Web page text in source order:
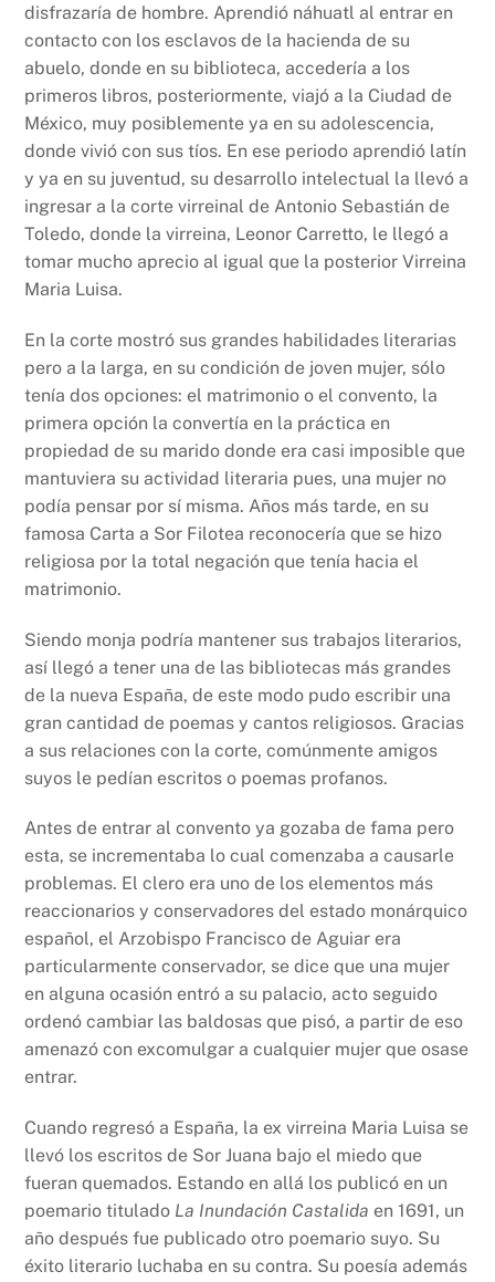
disfrazaría de hombre. Aprendió náhuatl al entrar en
contacto con los esclavos de la hacienda de su
abuelo, donde en su biblioteca, accedería a los
primeros libros, posteriormente, viajó a la Ciudad de
México, muy posiblemente ya en su adolescencia,
donde vivió con sus tíos. En ese periodo aprendió latín
y ya en su juventud, su desarrollo intelectual la llevó a
ingresar a la corte virreinal de Antonio Sebastián de
Toledo, donde la virreina, Leonor Carretto, le llegó a
tomar mucho aprecio al igual que la posterior Virreina
Maria Luisa.
En la corte mostró sus grandes habilidades literarias
pero a la larga, en su condición de joven mujer, sólo
tenía dos opciones: el matrimonio o el convento, la
primera opción la convertía en la práctica en
propiedad de su marido donde era casi imposible que
mantuviera su actividad literaria pues, una mujer no
podía pensar por sí misma. Años más tarde, en su
famosa Carta a Sor Filotea reconocería que se hizo
religiosa por la total negación que tenía hacia el
matrimonio.
Siendo monja podría mantener sus trabajos literarios,
así llegó a tener una de las bibliotecas más grandes
de la nueva España, de este modo pudo escribir una
gran cantidad de poemas y cantos religiosos. Gracias
a sus relaciones con la corte, comúnmente amigos
suyos le pedían escritos o poemas profanos.
Antes de entrar al convento ya gozaba de fama pero
esta, se incrementaba lo cual comenzaba a causarle
problemas. El clero era uno de los elementos más
reaccionarios y conservadores del estado monárquico
español, el Arzobispo Francisco de Aguiar era
particularmente conservador, se dice que una mujer
en alguna ocasión entró a su palacio, acto seguido
ordenó cambiar las baldosas que pisó, a partir de eso
amenazó con excomulgar a cualquier mujer que osase
entrar.
Cuando regresó a España, la ex virreina Maria Luisa se
llevó los escritos de Sor Juana bajo el miedo que
fueran quemados. Estando en allá los publicó en un
poemario titulado La Inundación Castalida en 1691, un
año después fue publicado otro poemario suyo. Su
éxito literario luchaba en su contra. Su poesía además